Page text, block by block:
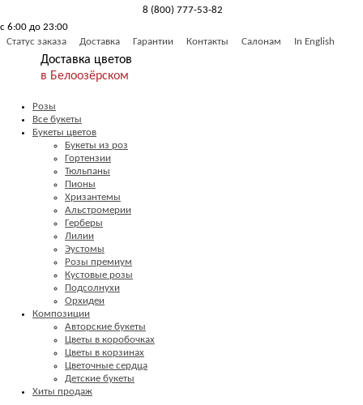
8 (800) 777-53-82
с 6:00 до 23:00
Статус заказа
Доставка Гарантии Контакты Салонам In English
Доставка цветов
в Белоозёрском
Розы
Все букеты
Букеты цветов
Букеты из роз
Гортензии
Тюльпаны
Пионы
Хризантемы
Альстромерии
Герберы
Лилии
Эустомы
Розы премиум
Кустовые розы
Подсолнухи
Орхидеи
Композиции
Авторские букеты
Цветы в коробочках
Цветы в корзинах
Цветочные сердца
Детские букеты
Хиты продаж